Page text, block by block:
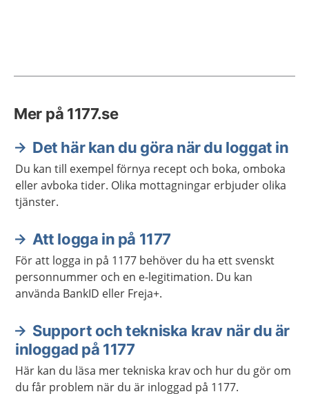
Mer på 1177.se
Det här kan du göra när du loggat in
Du kan till exempel förnya recept och boka, omboka
eller avboka tider. Olika mottagningar erbjuder olika
tjänster.
Att logga in på 1177
För att logga in på 1177 behöver du ha ett svenskt
personnummer och en e-legitimation. Du kan
använda BankID eller Freja+.
Support och tekniska krav när du är
inloggad på 1177
Här kan du läsa mer tekniska krav och hur du gör om
du får problem när du är inloggad på 1177.